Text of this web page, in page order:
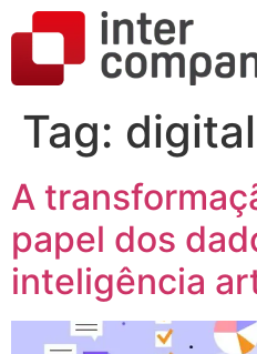
Tag: digital
A
papel dos
inteligência